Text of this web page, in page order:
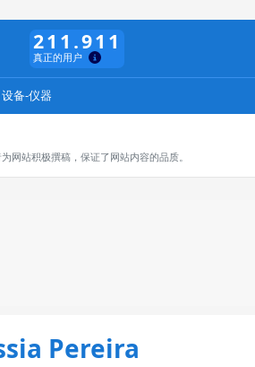
211.911
真正的用户
设备-仪器
网站积极撰稿，保证了网站内容的品质。
Pereira